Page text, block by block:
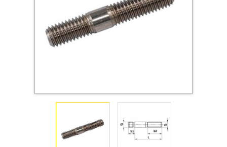
Инструмент
Крюки, кольца с метрической резьбой